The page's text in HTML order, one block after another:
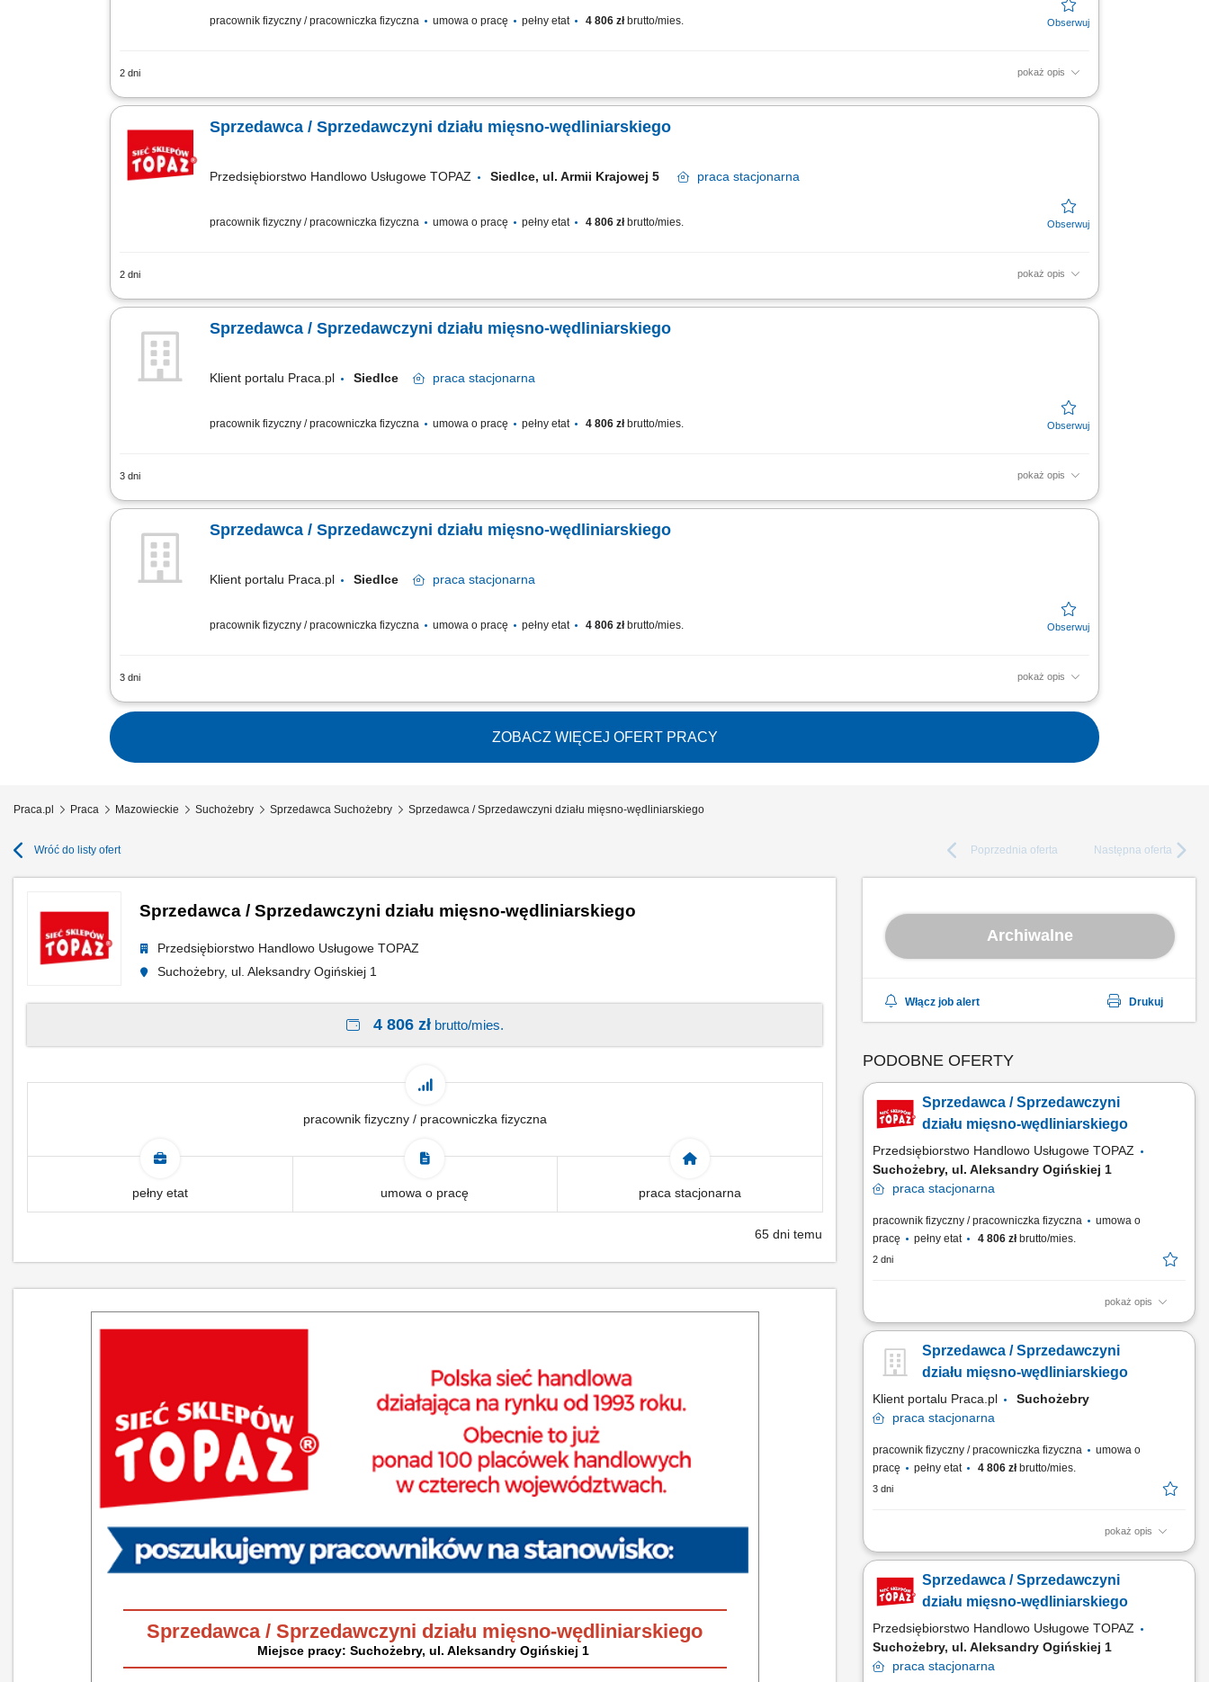
pracownik fizyczny / pracowniczka fizyczna umowa o pracę pełny etat 4 806 złbrutto/mies.
2 dni pokaż opis
Twoje główne zadania: zapewnienie profesjonalnej obsługi Klientów zgodnie ze standardami sieci Topaz dbałość o właściwą ekspozycję towarów na dziale świeżym -
Sprzedawca / Sprzedawczyni działu mięsno-wędliniarskiego
Przedsiębiorstwo Handlowo Usługowe TOPAZ Siedlce, ul. Armii Krajowej 5 praca stacjonarna
pracownik fizyczny / pracowniczka fizyczna umowa o pracę pełny etat 4 806 złbrutto/mies.
2 dni pokaż opis
Twoje główne zadania: zapewnienie profesjonalnej obsługi Klientów zgodnie ze standardami sieci Topaz dbałość o właściwą ekspozycję towarów na dziale świeżym -
Sprzedawca / Sprzedawczyni działu mięsno-wędliniarskiego
Klient portalu Praca.pl Siedlce praca stacjonarna
pracownik fizyczny / pracowniczka fizyczna umowa o pracę pełny etat 4 806 złbrutto/mies.
3 dni pokaż opis
obsługa klientów przy stoisku z produktami świeżymi oraz udzielanie informacji o asortymencie; przygotowywanie i estetyczne układanie produktów mięsnych,
Sprzedawca / Sprzedawczyni działu mięsno-wędliniarskiego
Klient portalu Praca.pl Siedlce praca stacjonarna
pracownik fizyczny / pracowniczka fizyczna umowa o pracę pełny etat 4 806 złbrutto/mies.
3 dni pokaż opis
obsługa klientów przy stoisku z produktami świeżymi oraz udzielanie informacji o asortymencie; przygotowywanie i estetyczne układanie produktów mięsnych,
ZOBACZ WIĘCEJ OFERT PRACY
Praca.pl Praca Mazowieckie Suchożebry Sprzedawca Suchożebry Sprzedawca / Sprzedawczyni działu mięsno-wędliniarskiego
Wróć do listy ofert Poprzednia oferta Następna oferta
Sprzedawca / Sprzedawczyni działu mięsno-wędliniarskiego
Przedsiębiorstwo Handlowo Usługowe TOPAZ
Suchożebry, ul. Aleksandry Ogińskiej 1
4 806 złbrutto/mies.
pracownik fizyczny / pracowniczka fizyczna
pełny etat umowa o pracę praca stacjonarna
65 dni temu
Sprzedawca / Sprzedawczyni działu mięsno-wędliniarskiego
Miejsce pracy: Suchożebry, ul. Aleksandry Ogińskiej 1
Archiwalne
Włącz job alert Drukuj
PODOBNE OFERTY
Sprzedawca / Sprzedawczyni
działu mięsno-wędliniarskiego
Przedsiębiorstwo Handlowo Usługowe TOPAZ
Suchożebry, ul. Aleksandry Ogińskiej 1
praca stacjonarna
pracownik fizyczny / pracowniczka fizyczna
umowa o
pracę
pełny etat 4 806 złbrutto/mies.
2 dni
pokaż opis
Twoje główne zadania: zapewnienie profesjonalnej obsługi
właściwą ekspozycję towarów na dziale świeżym - mięso,
wędliny, sery itp. oraz monitorowanie terminów przydatności do
Sprzedawca / Sprzedawczyni
działu mięsno-wędliniarskiego
Klient portalu Praca.pl
Suchożebry
praca stacjonarna
pracownik fizyczny / pracowniczka fizyczna
umowa o
pracę
pełny etat 4 806 złbrutto/mies.
3 dni
pokaż opis
obsługa klientów przy stoisku z produktami świeżymi oraz
estetyczne układanie produktów mięsnych, wędliniarskich i
nabiałowych; kontrolowanie jakości produktów i terminów
Sprzedawca / Sprzedawczyni
działu mięsno-wędliniarskiego
Przedsiębiorstwo Handlowo Usługowe TOPAZ
Suchożebry, ul. Aleksandry Ogińskiej 1
praca stacjonarna